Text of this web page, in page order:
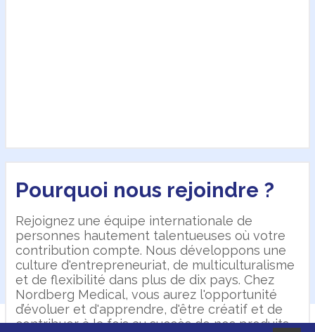
Pourquoi nous rejoindre ?
Rejoignez une équipe internationale de
personnes hautement talentueuses où votre
contribution compte. Nous développons une
culture d'entrepreneuriat, de multiculturalisme
et de flexibilité dans plus de dix pays. Chez
Nordberg Medical, vous aurez l'opportunité
d’évoluer et d'apprendre, d'être créatif et de
contribuer à la fois au succès de nos produits
Nos offres
Pas d'offre pour cette entreprise.